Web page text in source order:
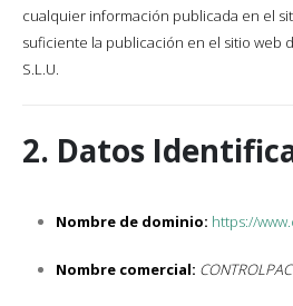
cualquier información publicada en el
suficiente la publicación en el sitio web
S.L.U.
2. Datos
Nombre de dominio: https://
Nombre comercial: